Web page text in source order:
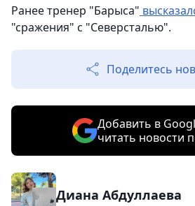
Ранее тренер "Барыса"
"сражения" с "Северсталью".
Поделитесь
Добавить в
читать новости
Диана Абдуллаева